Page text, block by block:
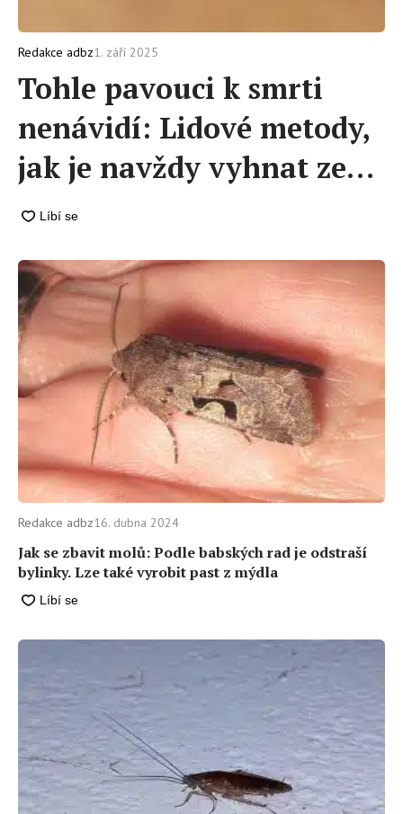
Redakce adbz1. září 2025
Tohle pavouci k smrti
nenávidí: Lidové metody,
jak je navždy vyhnat ze
svého domova (kaštany se
Jak se zbavit molů: Podle babských rad je odstraší
bylinky. Lze také vyrobit past z mýdla
Redakce adbz16. dubna 2024